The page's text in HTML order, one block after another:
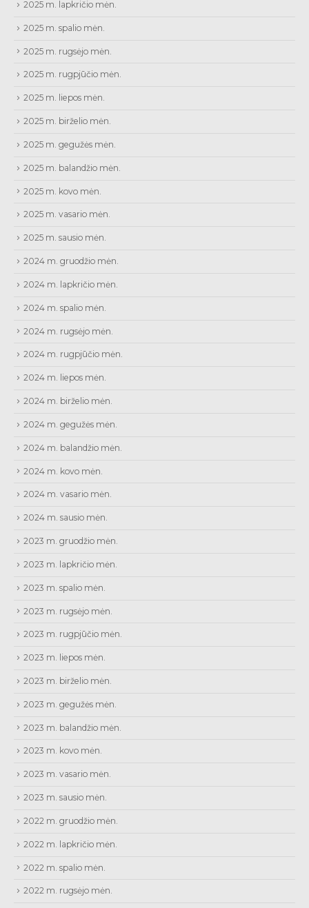
2025 m. lapkričio mėn.
2025 m. spalio mėn.
2025 m. rugsėjo mėn.
2025 m. rugpjūčio mėn.
2025 m. liepos mėn.
2025 m. birželio mėn.
2025 m. gegužės mėn.
2025 m. balandžio mėn.
2025 m. kovo mėn.
2025 m. vasario mėn.
2025 m. sausio mėn.
2024 m. gruodžio mėn.
2024 m. lapkričio mėn.
2024 m. spalio mėn.
2024 m. rugsėjo mėn.
2024 m. rugpjūčio mėn.
2024 m. liepos mėn.
2024 m. birželio mėn.
2024 m. gegužės mėn.
2024 m. balandžio mėn.
2024 m. kovo mėn.
2024 m. vasario mėn.
2024 m. sausio mėn.
2023 m. gruodžio mėn.
2023 m. lapkričio mėn.
2023 m. spalio mėn.
2023 m. rugsėjo mėn.
2023 m. rugpjūčio mėn.
2023 m. liepos mėn.
2023 m. birželio mėn.
2023 m. gegužės mėn.
2023 m. balandžio mėn.
2023 m. kovo mėn.
2023 m. vasario mėn.
2023 m. sausio mėn.
2022 m. gruodžio mėn.
2022 m. lapkričio mėn.
2022 m. spalio mėn.
2022 m. rugsėjo mėn.